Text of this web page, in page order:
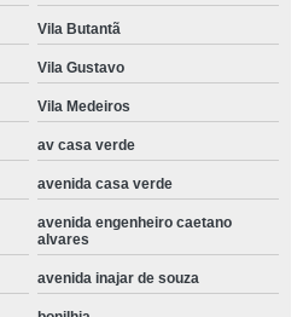
Vila Butantã
Vila Gustavo
Vila Medeiros
av casa verde
avenida casa verde
avenida engenheiro caetano
alvares
avenida inajar de souza